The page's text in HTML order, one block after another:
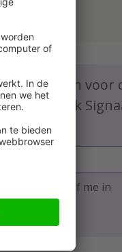
Schrijf je in voor
HR Praktijk
E-mailadres
Ja, ik schrijf me in